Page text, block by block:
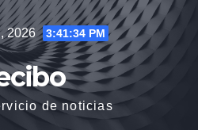
2026 3:41:37 PM
de noticias